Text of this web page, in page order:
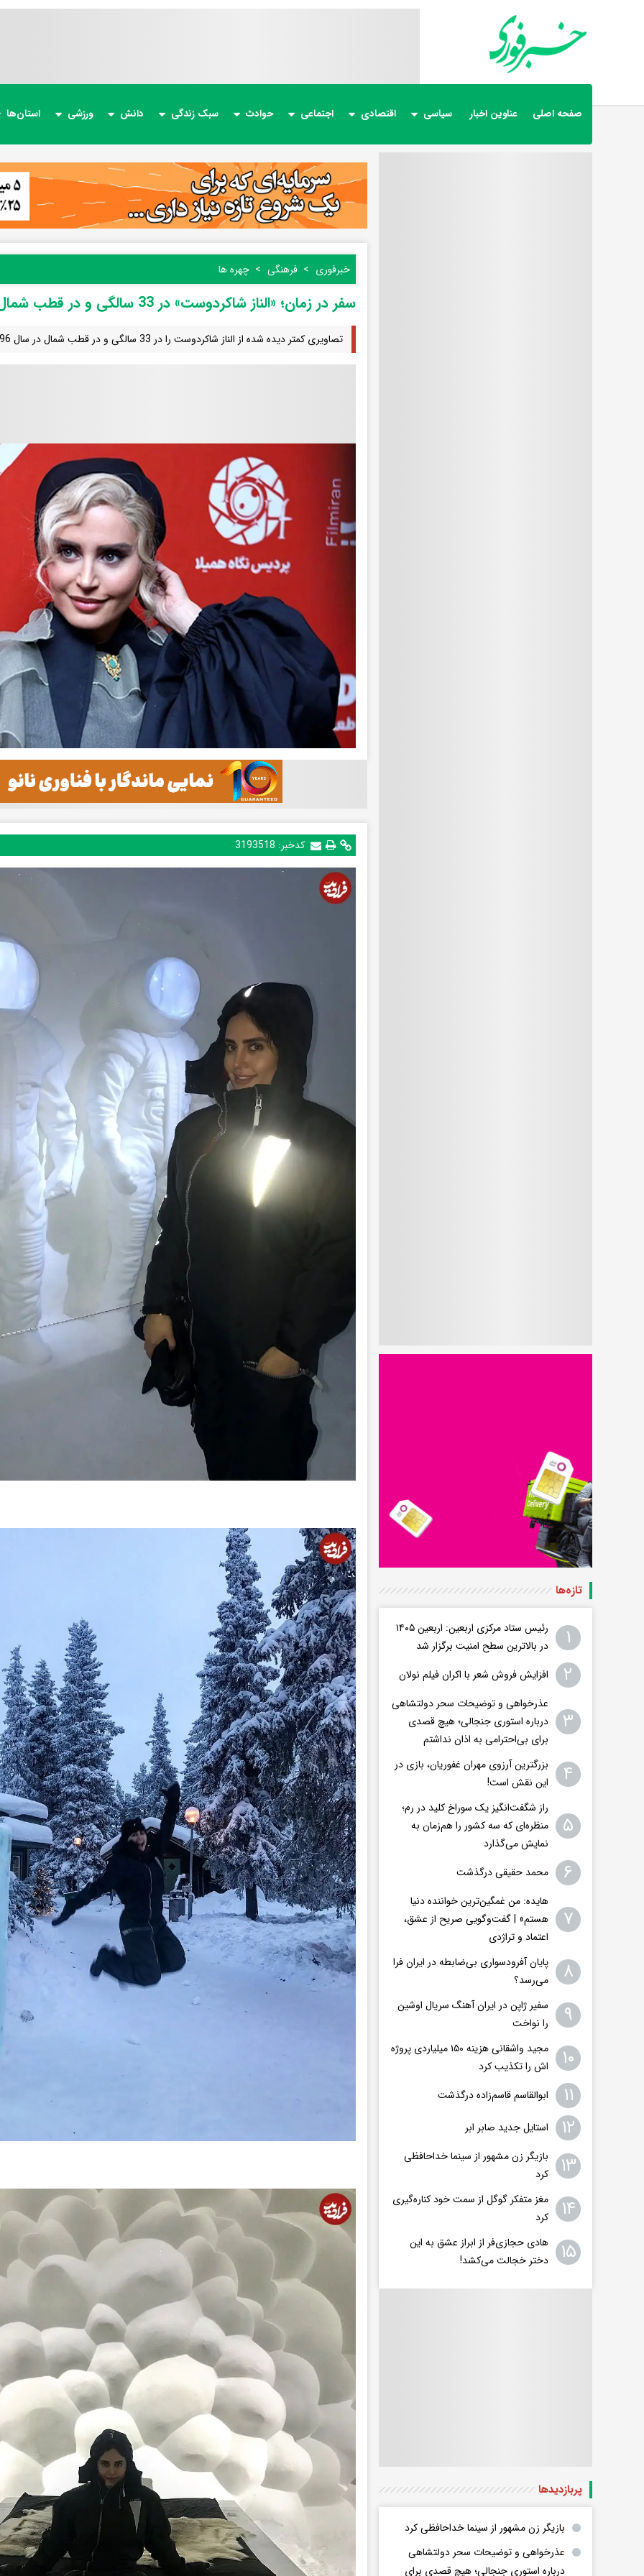
صفحه اصلی عناوین اخبار سیاسی اقتصادی اجتماعی حوادث سبک زندگی دانش ورزشی استان‌ها
خبرفوری فرهنگی چهره ها
سفر در زمان؛ «الناز شاکردوست» در 33 سالگی و در قطب شمال؛ سال 96
تصاویری کمتر دیده شده از الناز شاکردوست را در 33 سالگی و در قطب شمال در سال 96 خواهید دید.
کدخبر: 3193518
تازه‌ها
۱
رئیس ستاد مرکزی اربعین: اربعین ۱۴۰۵
در بالاترین سطح امنیت برگزار شد
۲ افزایش فروش شعر با اکران فیلم نولان
۳
عذرخواهی و توضیحات سحر دولتشاهی
درباره استوری جنجالی؛ هیچ قصدی
برای بی‌احترامی به اذان نداشتم
۴
بزرگترین آرزوی مهران غفوریان، بازی در
این نقش است!
۵
راز شگفت‌انگیز یک سوراخ کلید در رم؛
منظره‌ای که سه کشور را هم‌زمان به
نمایش می‌گذارد
۶ محمد حقیقی درگذشت
۷
هایده: من غمگین‌ترین خواننده دنیا
هستم» | گفت‌وگویی صریح از عشق،
اعتماد و تراژدی
۸
پایان آفرودسواری بی‌ضابطه در ایران فرا
می‌رسد؟
۹
سفیر ژاپن در ایران آهنگ سریال اوشین
را نواخت
۱۰
مجید واشقانی هزینه ۱۵۰ میلیاردی پروژه
اش را تکذیب کرد
۱۱ ابوالقاسم قاسم‌زاده درگذشت
۱۲ استایل جدید صابر ابر
۱۳
بازیگر زن مشهور از سینما خداحافظی
کرد
۱۴
مغز متفکر گوگل از سمت خود کناره‌گیری
کرد
۱۵
هادی حجازی‌فر از ابراز عشق به این
دختر خجالت می‌کشد!
پربازدید‌ها
بازیگر زن مشهور از سینما خداحافظی کرد
عذرخواهی و توضیحات سحر دولتشاهی
درباره استوری جنجالی؛ هیچ قصدی برای